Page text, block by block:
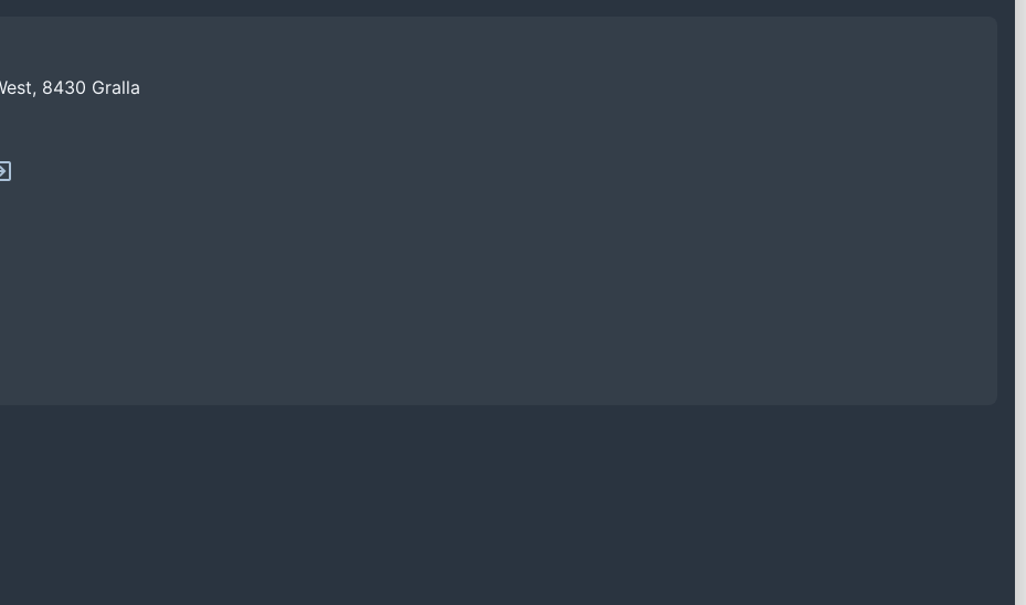
8430 Gralla